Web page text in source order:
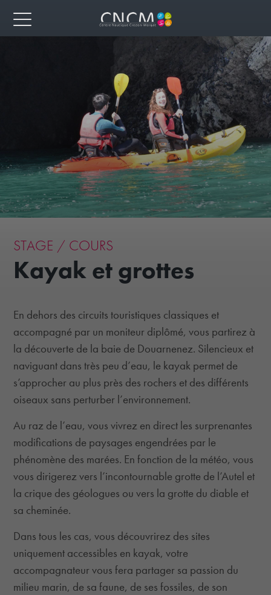
STAGE / COURS
Kayak et grottes
En dehors des circuits touristiques classiques et
accompagné par un moniteur diplômé, vous partirez à
la découverte de la baie de Douarnenez. Silencieux et
naviguant dans très peu d’eau, le kayak permet de
s’approcher au plus près des rochers et des différents
oiseaux sans perturber l’environnement.
Au raz de l’eau, vous vivrez en direct les surprenantes
modifications de paysages engendrées par le
phénomène des marées. En fonction de la météo, vous
vous dirigerez vers l’incontournable grotte de l’Autel et
la crique des géologues ou vers la grotte du diable et
sa cheminée.
Dans tous les cas, vous découvrirez des sites
uniquement accessibles en kayak, votre
accompagnateur vous fera partager sa passion du
milieu marin, de sa faune, de ses fossiles, de son